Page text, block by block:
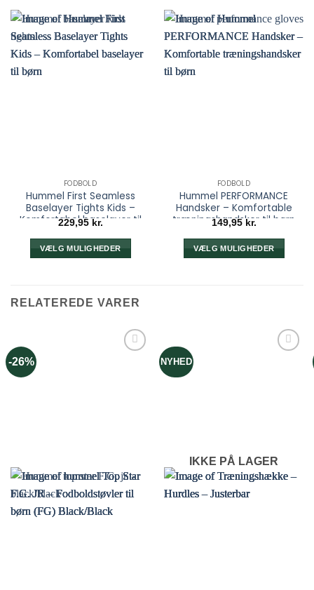
FODBOLD
Hummel First Seamless
Baselayer Tights Kids –
Komfortabel baselayer til
børn
229,95 kr.
VÆLG MULIGHEDER
flere
Mulighederne
FODBOLD
Hummel PERFORMANCE
Handsker – Komfortable
træningshandsker til børn
149,95 kr.
VÆLG MULIGHEDER
Mulighederne
RELATEREDE VARER
-26% NYHED
IKKE PÅ LAGER